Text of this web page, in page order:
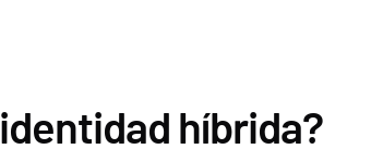
híbrida?